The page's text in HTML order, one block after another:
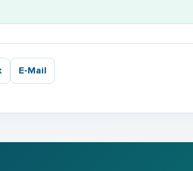
E-Mail